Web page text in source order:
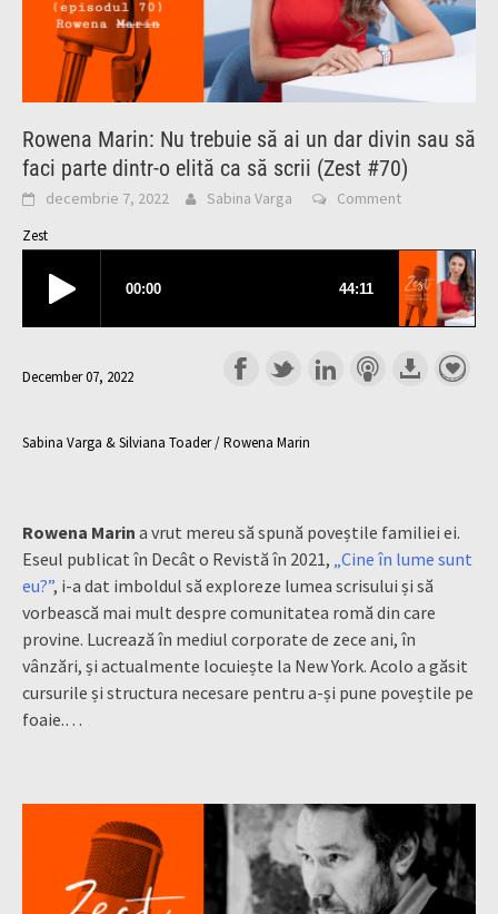
Rowena Marin: Nu trebuie să ai un dar divin sau să
faci parte dintr-o elită ca să scrii (Zest #70)
decembrie 7, 2022 Sabina Varga Comment
Zest
December 07, 2022
Sabina Varga & Silviana Toader / Rowena Marin
Rowena Marin a vrut mereu să spună poveștile familiei ei.
Eseul publicat în Decât o Revistă în 2021, „Cine în lume sunt
eu?”, i-a dat imboldul să exploreze lumea scrisului și să
vorbească mai mult despre comunitatea romă din care
provine. Lucrează în mediul corporate de zece ani, în
vânzări, și actualmente locuiește la New York. Acolo a găsit
cursurile și structura necesare pentru a-și pune poveștile pe
foaie.…